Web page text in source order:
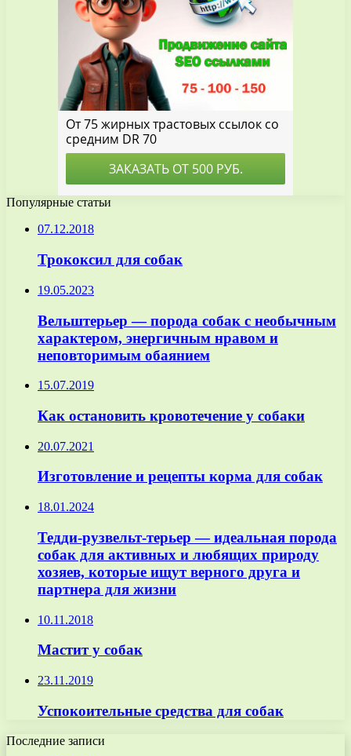
Популярные статьи
07.12.2018
Трококсил для собак
19.05.2023
Вельштерьер — порода собак с необычным
характером, энергичным нравом и
неповторимым обаянием
15.07.2019
Как остановить кровотечение у собаки
20.07.2021
Изготовление и рецепты корма для собак
18.01.2024
Тедди-рузвельт-терьер — идеальная порода
собак для активных и любящих природу
хозяев, которые ищут верного друга и
партнера для жизни
10.11.2018
Мастит у собак
23.11.2019
Успокоительные средства для собак
Последние записи